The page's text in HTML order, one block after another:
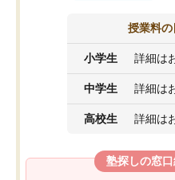
授業料の
小学生 詳細は
中学生 詳細は
高校生 詳細は
塾探しの窓